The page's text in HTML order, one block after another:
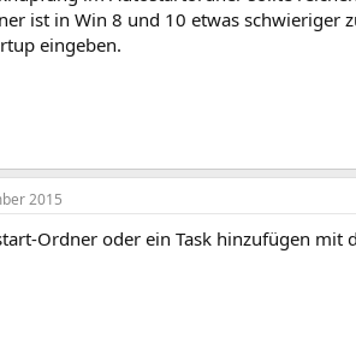
ist in Win 8 und 10 etwas schwieriger
eingeben.
2015
Ordner oder ein Task hinzufügen mit